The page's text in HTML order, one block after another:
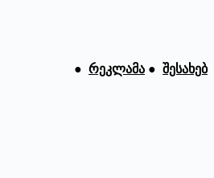
● რეკლამა ● შესახებ